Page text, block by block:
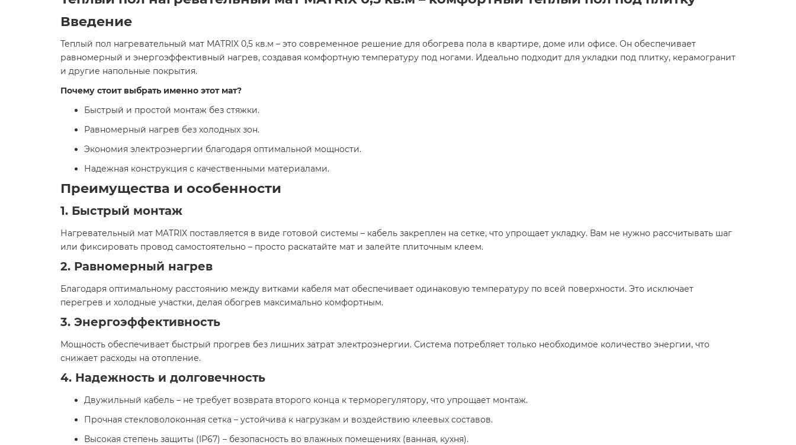
Введение
Теплый пол нагревательный мат MATRIX 0,5 кв.м – это современное решение для обогрева пола в квартире, доме или офисе. Он обеспечивает
равномерный и энергоэффективный нагрев, создавая комфортную температуру под ногами. Идеально подходит для укладки под плитку, керамогранит
и другие напольные покрытия.
Почему стоит выбрать именно этот мат?
Быстрый и простой монтаж без стяжки.
Равномерный нагрев без холодных зон.
Экономия электроэнергии благодаря оптимальной мощности.
Надежная конструкция с качественными материалами.
Преимущества и особенности
1. Быстрый монтаж
Нагревательный мат MATRIX поставляется в виде готовой системы – кабель закреплен на сетке, что упрощает укладку. Вам не нужно рассчитывать шаг
или фиксировать провод самостоятельно – просто раскатайте мат и залейте плиточным клеем.
2. Равномерный нагрев
Благодаря оптимальному расстоянию между витками кабеля мат обеспечивает одинаковую температуру по всей поверхности. Это исключает
перегрев и холодные участки, делая обогрев максимально комфортным.
3. Энергоэффективность
Мощность обеспечивает быстрый прогрев без лишних затрат электроэнергии. Система потребляет только необходимое количество энергии, что
снижает расходы на отопление.
4. Надежность и долговечность
Двужильный кабель – не требует возврата второго конца к терморегулятору, что упрощает монтаж.
Прочная стекловолоконная сетка – устойчива к нагрузкам и воздействию клеевых составов.
Высокая степень защиты (IP67) – безопасность во влажных помещениях (ванная, кухня).